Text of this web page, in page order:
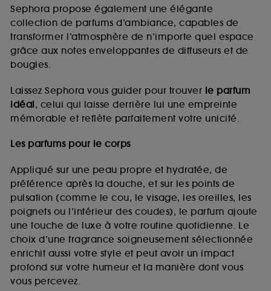
Sephora propose également une élégante
collection de parfums d’ambiance, capables de
transformer l’atmosphère de n’importe quel espace
grâce aux notes enveloppantes de diffuseurs et de
bougies.
Laissez Sephora vous guider pour trouver le parfum
idéal, celui qui laisse derrière lui une empreinte
mémorable et reflète parfaitement votre unicité.
Les parfums pour le corps
Appliqué sur une peau propre et hydratée, de
préférence après la douche, et sur les points de
pulsation (comme le cou, le visage, les oreilles, les
poignets ou l’intérieur des coudes), le parfum ajoute
une touche de luxe à votre routine quotidienne. Le
choix d’une fragrance soigneusement sélectionnée
enrichit aussi votre style et peut avoir un impact
profond sur votre humeur et la manière dont vous
vous percevez.
de vous plaire via des publicités, y compris sur des
sites tiers et sur les réseaux sociaux, sur la base
des pages que vous avez consultées, de votre
navigation, et de l'historique de vos interactions.
d’en améliorer la performance.
Cookies de sécurisation des paiements en ligne :
fraudes aux moyens de paiement et les
usurpations d’identité.
Cookies fonctionnels :il s’agit de cookies
permettant l’affichage et/ou la fourniture de
certaines fonctionnalités du site, tel que les
cookies d’authentification qui sont utilisés afin de
vous faire bénéficier de l’authentification
prolongée vous permettant d’accéder à votre
compte lors de votre prochaine visite sur le site
sans saisir à nouveau votre identifiant et mot de
passe.